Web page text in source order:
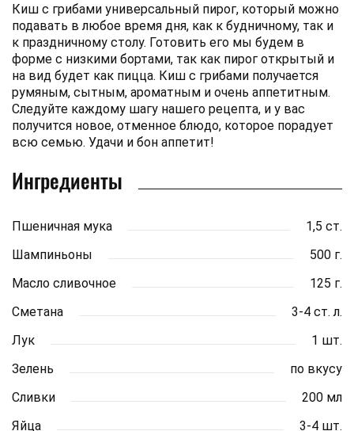
Киш с грибами универсальный пирог, который можно
подавать в любое время дня, как к будничному, так и
к праздничному столу. Готовить его мы будем в
форме с низкими бортами, так как пирог открытый и
на вид будет как пицца. Киш с грибами получается
румяным, сытным, ароматным и очень аппетитным.
Следуйте каждому шагу нашего рецепта, и у вас
получится новое, отменное блюдо, которое порадует
всю семью. Удачи и бон аппетит!
Ингредиенты
Пшеничная мука
1,5 ст.
Шампиньоны
500 г.
Масло сливочное
125 г.
Сметана
3-4 ст. л.
Лук
1 шт.
Зелень
по вкусу
Сливки
200 мл
Яйца
3-4 шт.